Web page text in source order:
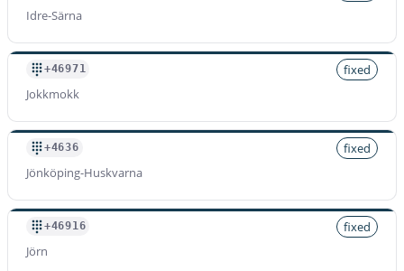
Idre-Särna
+46971
fixed
Jokkmokk
+4636
fixed
Jönköping-Huskvarna
+46916
fixed
Jörn